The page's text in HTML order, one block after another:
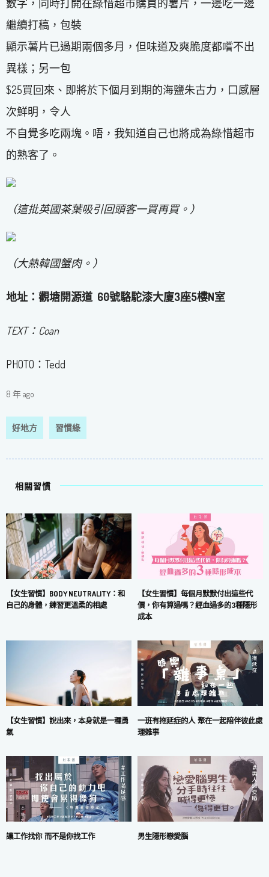
數字，同時打開在綠惜超市購買的薯片，一邊吃一邊
繼續打稿，包裝
顯示薯片已過期兩個多月，但味道及爽脆度都嚐不出
異樣；另一包
$25買回來、即將於下個月到期的海鹽朱古力，口感層
次鮮明，令人
不自覺多吃兩塊。唔，我知道自己也將成為綠惜超市
的熟客了。
（這批英國茶葉吸引回頭客一買再買。）
（大熱韓國蟹肉。）
地址：觀塘開源道 ​ 60號駱駝漆大廈3座5樓N室
TEXT：Coan
PHOTO：Tedd
8 年 ago
好地方 習慣綠
相關習慣
【女生習慣】BODY NEUTRALITY：和
自己的身體，練習更溫柔的相處
【女生習慣】每個月默默付出這些代
價，你有算過嗎？經血過多的3種隱形
成本
【女生習慣】說出來，本身就是一種勇
氣
一班有拖延症的人 聚在一起陪伴彼此處
理雜事
讓工作找你 而不是你找工作 男生隱形戀愛腦